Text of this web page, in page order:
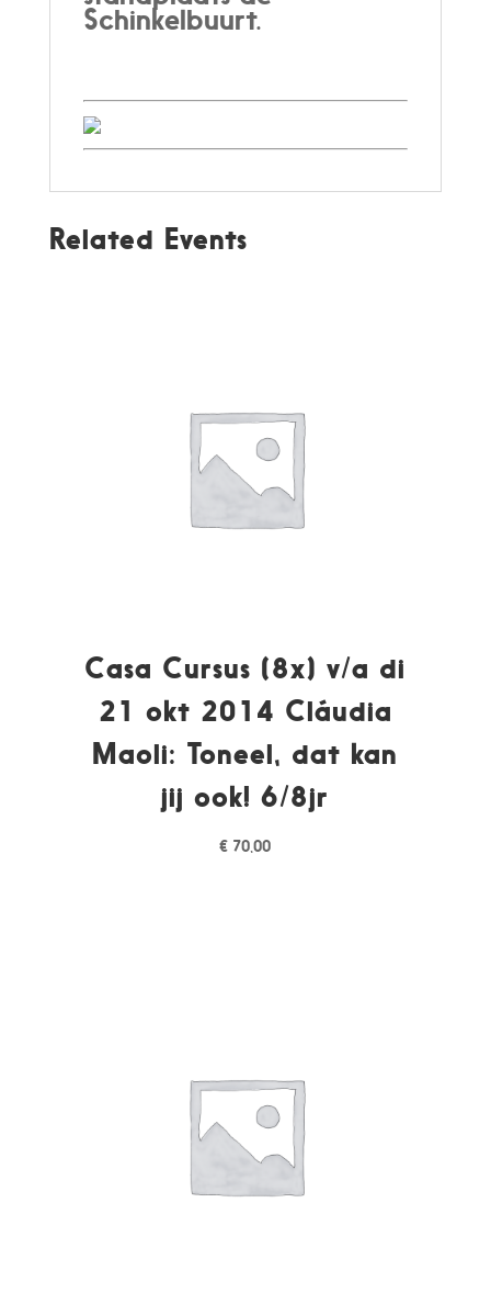
Schinkelbuurt.
Related Events
Casa Cursus (8x) v/a di
21 okt 2014 Cláudia
Maoli: Toneel, dat kan
jij ook! 6/8jr
€ 70,00